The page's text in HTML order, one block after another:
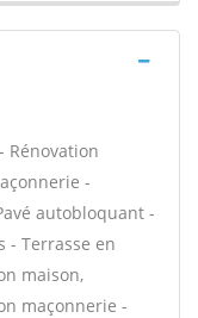
Rénovation
-
autobloquant -
- Terrasse en
maison,
maçonnerie -